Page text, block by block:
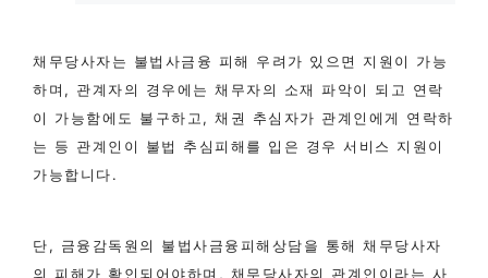
채무당사자는 불법사금융 피해 우려가 있으면 지원이 가능
하며, 관계자의 경우에는 채무자의 소재 파악이 되고 연락
이 가능함에도 불구하고, 채권 추심자가 관계인에게 연락하
는 등 관계인이 불법 추심피해를 입은 경우 서비스 지원이
가능합니다.
단, 금융감독원의 불법사금융피해상담을 통해 채무당사자
의 피해가 확인되어야하며, 채무당사자의 관계인이라는 사